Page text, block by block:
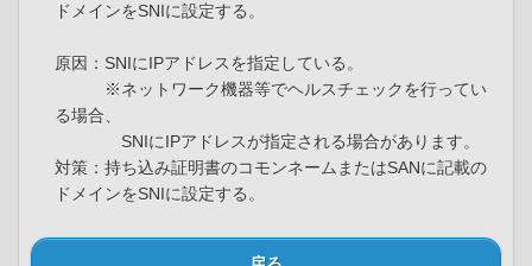
ドメインをSNIに設定する。
原因：SNIにIPアドレスを指定している。
※ネットワーク機器等でヘルスチェックを行ってい
る場合、
SNIにIPアドレスが指定される場合があります。
対策：持ち込み証明書のコモンネームまたはSANに記載の
ドメインをSNIに設定する。